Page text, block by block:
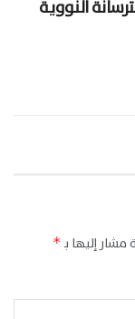
النووية
مشار إليها بـ*